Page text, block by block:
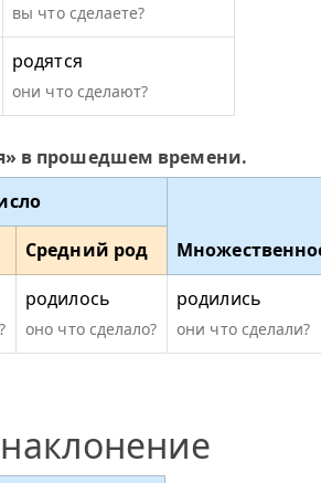
вы что сделаете?
родятся
они что сделают?
в прошедшем времени.
Средний род
родилось
оно что сделало?
родились
они что сделали?